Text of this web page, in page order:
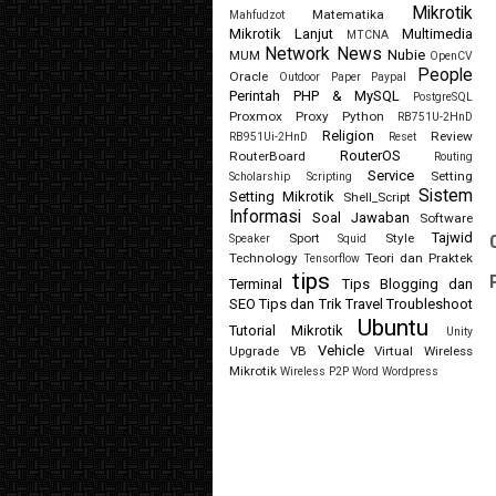
Mahfudzot Matematika Mikrotik
Mikrotik Lanjut MTCNA Multimedia
MUM Network News Nubie OpenCV
Oracle Outdoor Paper Paypal People
Perintah PHP & MySQL PostgreSQL
Proxmox Proxy Python
RB751U-2HnD
RB951Ui-2HnD
Religion Reset
Review
RouterBoard
RouterOS
Routing
Scholarship
Scripting Service Setting
Setting Mikrotik Shell_Script Sistem
Informasi
Soal Jawaban Software
Speaker Sport Squid Style Tajwid
Technology Tensorflow Teori dan Praktek
Terminal tips
Tips Blogging dan
SEO Tips dan Trik Travel Troubleshoot
Tutorial Mikrotik
Ubuntu Unity
Upgrade VB Vehicle Virtual
Wireless
Mikrotik Wireless P2P Word Wordpress